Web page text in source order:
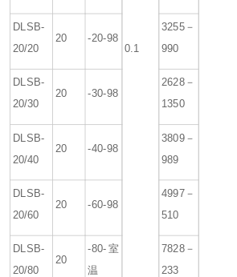
0.1
DLSB-
20/20
20 -20-98
3255－
990
DLSB-
20/30
20 -30-98
2628－
1350
DLSB-
20/40
20 -40-98
3809－
989
DLSB-
20/60
20 -60-98
4997－
510
DLSB-
20/80
20
-80-室
温
7828－
233